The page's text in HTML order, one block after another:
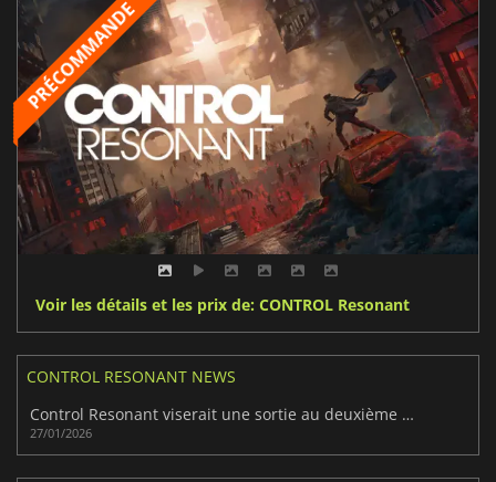
Voir les détails et les prix de: CONTROL Resonant
CONTROL RESONANT NEWS
Control Resonant viserait une sortie au deuxième trimestre 2026
27/01/2026